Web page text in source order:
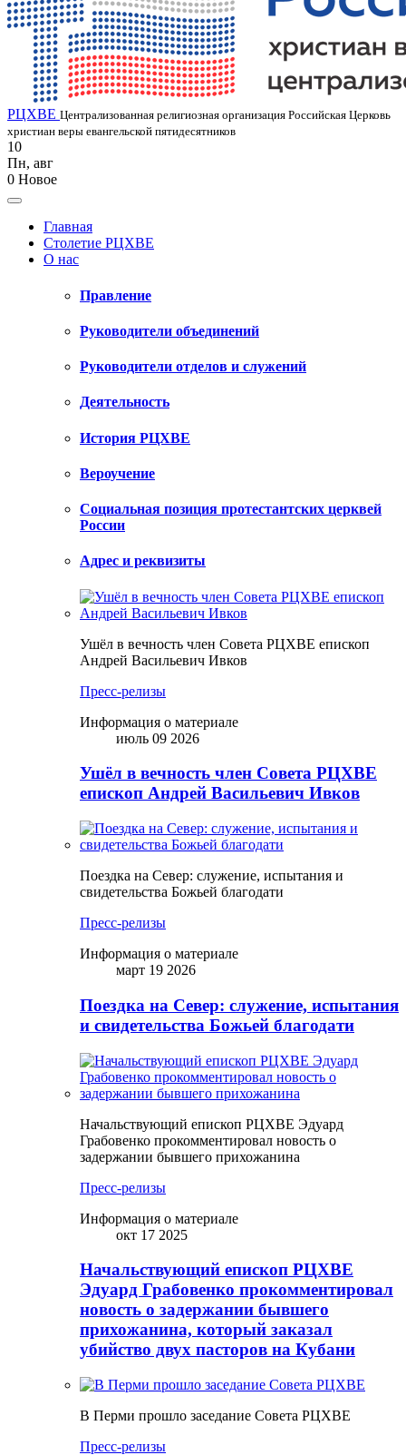
РЦХВЕ Централизованная религиозная организация Российская Церковь
христиан веры евангельской пятидесятников
10
Пн, авг
0 Новое
Главная
Столетие РЦХВЕ
О нас
Правление
Руководители объединений
Руководители отделов и служений
Деятельность
История РЦХВЕ
Вероучение
Социальная позиция протестантских церквей
России
Адрес и реквизиты
Ушёл в вечность член Совета РЦХВЕ епископ
Андрей Васильевич Ивков
Пресс-релизы
Информация о материале
июль 09 2026
Ушёл в вечность член Совета РЦХВЕ
епископ Андрей Васильевич Ивков
Поездка на Север: служение, испытания и
свидетельства Божьей благодати
Пресс-релизы
Информация о материале
март 19 2026
Поездка на Север: служение, испытания
и свидетельства Божьей благодати
Начальствующий епископ РЦХВЕ Эдуард
Грабовенко прокомментировал новость о
задержании бывшего прихожанина
Пресс-релизы
Информация о материале
окт 17 2025
Начальствующий епископ РЦХВЕ
Эдуард Грабовенко прокомментировал
новость о задержании бывшего
прихожанина, который заказал
убийство двух пасторов на Кубани
В Перми прошло заседание Совета РЦХВЕ
Пресс-релизы